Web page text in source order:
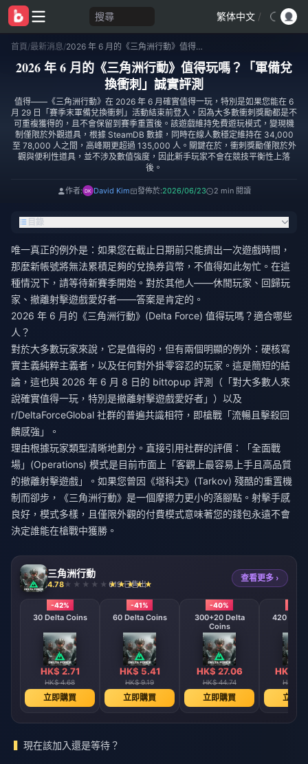
搜尋 繁体中文 /
首頁/最新消息/ 2026 年 6 月的《三角洲行動》值得玩嗎？「軍備兌換衝刺」誠實評測
2026 年 6 月的《三角洲行動》值得玩嗎？「軍備兌
換衝刺」誠實評測
值得——《三角洲行動》在 2026 年 6 月確實值得一玩，特別是如果您能在 6
月 29 日「賽季末軍備兌換衝刺」活動結束前登入，因為大多數衝刺獎勵都是不
可重複獲得的，且不會保留到賽季重置後。該遊戲維持免費遊玩模式，變現機
制僅限於外觀道具，根據 SteamDB 數據，同時在線人數穩定維持在 34,000
至 78,000 人之間，高峰期更超過 135,000 人。關鍵在於，衝刺獎勵僅限於外
觀與便利性道具，並不涉及數值強度，因此新手玩家不會在競技平衡性上落
後。
作者: David Kim 發佈於:2026/06/23 2 min 閱讀
目錄
唯一真正的例外是：如果您在截止日期前只能擠出一次遊戲時間，
那麼新帳號將無法累積足夠的兌換券貨幣，不值得如此匆忙。在這
種情況下，請等待新賽季開始。對於其他人——休閒玩家、回歸玩
家、撤離射擊遊戲愛好者——答案是肯定的。
2026 年 6 月的《三角洲行動》(Delta Force) 值得玩嗎？適合哪些
人？
對於大多數玩家來說，它是值得的，但有兩個明顯的例外：硬核寫
實主義純粹主義者，以及任何對外掛零容忍的玩家。這是簡短的結
論，這也與 2026 年 6 月 8 日的 bittopup 評測（「對大多數人來
說確實值得一玩，特別是撤離射擊遊戲愛好者」）以及
r/DeltaForceGlobal 社群的普遍共識相符，即槍戰「流暢且擊殺回
饋感強」。
理由根據玩家類型清晰地劃分。直接引用社群的評價：「全面戰
場」(Operations) 模式是目前市面上「客觀上最容易上手且高品質
的撤離射擊遊戲」。如果您曾因《塔科夫》(Tarkov) 殘酷的重置機
制而卻步，《三角洲行動》是一個摩擦力更小的落腳點。射擊手感
良好，模式多樣，且僅限外觀的付費模式意味著您的錢包永遠不會
決定誰能在槍戰中獲勝。
三角洲行動
4.78 619 已售出
查看更多 ›
-42%
30 Delta Coins
HK$ 2.71
HK$ 4.68
立即購買
-41%
60 Delta Coins
HK$ 5.41
HK$ 9.19
立即購買
-40%
300+20 Delta
Coins
HK$ 27.06
HK$ 44.74
立即購買
420 + 40
HK$
HK$
立即
現在該加入還是等待？